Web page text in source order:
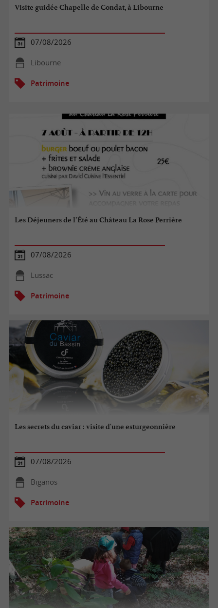
Visite guidée Chapelle de Condat, à Libourne
07/08/2026
Libourne
Patrimoine
Les Déjeuners de l’Été au Château La Rose Perrière
07/08/2026
Lussac
Patrimoine
Les secrets du caviar : visite d'une esturgeonnière
07/08/2026
Biganos
Patrimoine